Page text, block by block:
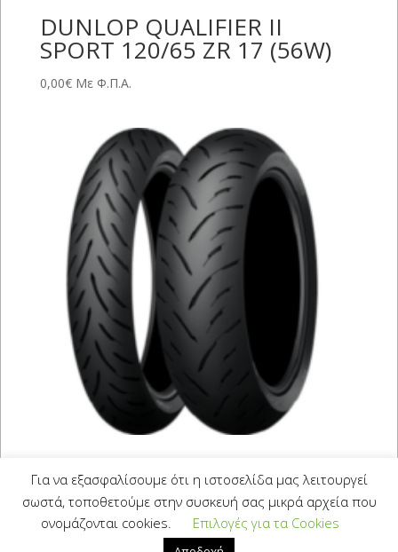
DUNLOP QUALIFIER II
SPORT 120/65 ZR 17 (56W)
0,00€ Με Φ.Π.Α.
DUNLOP GPR-300 180/55
ZR 17 (73W)
109,00€ Με Φ.Π.Α.
Για να εξασφαλίσουμε ότι η ιστοσελίδα μας λειτουργεί
σωστά, τοποθετούμε στην συσκευή σας μικρά αρχεία που
ονομάζονται cookies.
Επιλογές για τα Cookies